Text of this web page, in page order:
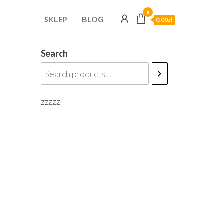
SKLEP BLOG
0
0.00zł
Search
zzzzz